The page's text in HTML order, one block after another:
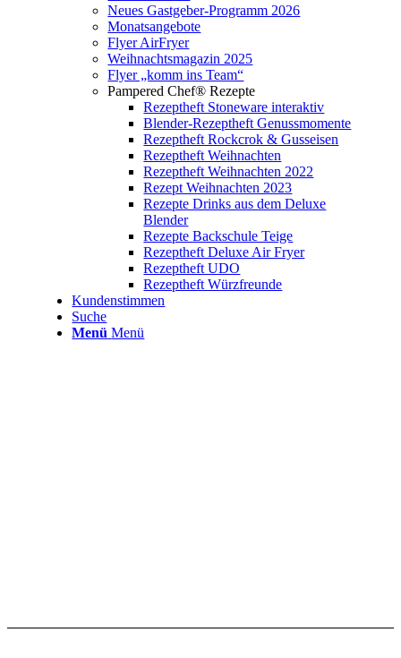
Neues Gastgeber-Programm 2026
Monatsangebote
Flyer AirFryer
Weihnachtsmagazin 2025
Flyer „komm ins Team“
Pampered Chef® Rezepte
Rezeptheft Stoneware interaktiv
Blender-Rezeptheft Genussmomente
Rezeptheft Rockcrok & Gusseisen
Rezeptheft Weihnachten
Rezeptheft Weihnachten 2022
Rezept Weihnachten 2023
Rezepte Drinks aus dem Deluxe
Blender
Rezepte Backschule Teige
Rezeptheft Deluxe Air Fryer
Rezeptheft UDO
Rezeptheft Würzfreunde
Kundenstimmen
Suche
Menü Menü